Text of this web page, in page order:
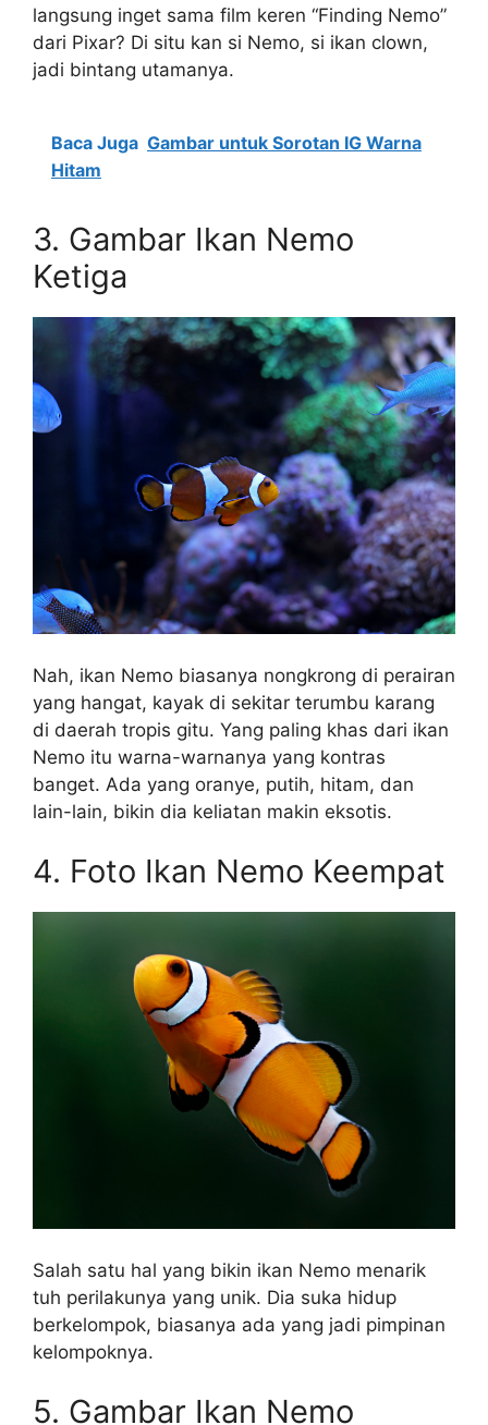
langsung inget sama film keren “Finding Nemo”
dari Pixar? Di situ kan si Nemo, si ikan clown,
jadi bintang utamanya.
Baca Juga Gambar untuk Sorotan IG Warna
Hitam
3. Gambar Ikan Nemo
Ketiga
Nah, ikan Nemo biasanya nongkrong di perairan
yang hangat, kayak di sekitar terumbu karang
di daerah tropis gitu. Yang paling khas dari ikan
Nemo itu warna-warnanya yang kontras
banget. Ada yang oranye, putih, hitam, dan
lain-lain, bikin dia keliatan makin eksotis.
4. Foto Ikan Nemo Keempat
Salah satu hal yang bikin ikan Nemo menarik
tuh perilakunya yang unik. Dia suka hidup
berkelompok, biasanya ada yang jadi pimpinan
kelompoknya.
5. Gambar Ikan Nemo